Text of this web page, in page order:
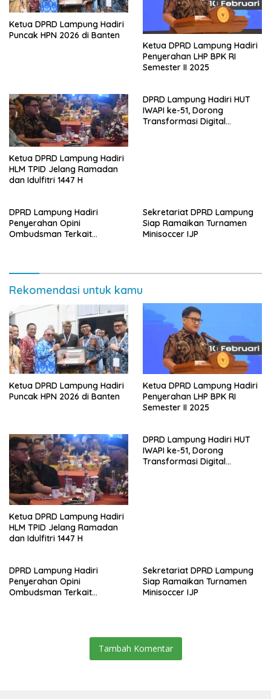
Ketua DPRD Lampung Hadiri
Puncak HPN 2026 di Banten
Ketua DPRD Lampung Hadiri
Penyerahan LHP BPK RI
Semester II 2025
Ketua DPRD Lampung Hadiri
HLM TPID Jelang Ramadan
dan Idulfitri 1447 H
DPRD Lampung Hadiri HUT
IWAPI ke-51, Dorong
Transformasi Digital
DPRD Lampung Hadiri
Penyerahan Opini
Ombudsman Terkait
Sekretariat DPRD Lampung
Siap Ramaikan Turnamen
Minisoccer IJP
Rekomendasi untuk kamu
Ketua DPRD Lampung Hadiri
Puncak HPN 2026 di Banten
Ketua DPRD Lampung Hadiri
Penyerahan LHP BPK RI
Semester II 2025
Ketua DPRD Lampung Hadiri
HLM TPID Jelang Ramadan
dan Idulfitri 1447 H
DPRD Lampung Hadiri HUT
IWAPI ke-51, Dorong
Transformasi Digital
DPRD Lampung Hadiri
Penyerahan Opini
Ombudsman Terkait
Sekretariat DPRD Lampung
Siap Ramaikan Turnamen
Minisoccer IJP
Tambah Komentar